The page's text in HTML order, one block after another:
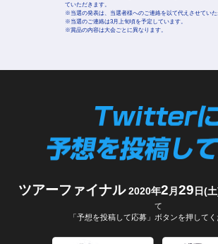
ていただきます。
※当選の発表は、当選者様へのご連絡を以て代えさせていた
※当選のご連絡は3月上旬頃を予定しています。
※賞品の内容は大会ごとに異なります。
ツアーファイナル2020年2月 29 日(
て
「予想を投稿して応募」ボタンを押してく